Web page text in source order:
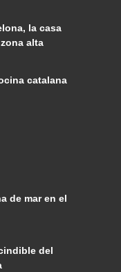
la casa
alta
catalana
de mar en el
del